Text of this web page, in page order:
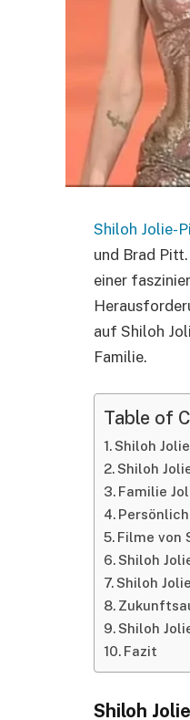
Shiloh Jolie-
und Brad
einer
auf Shiloh
Familie.
Table of
Shiloh
Shiloh
Familie
Filme von
Shiloh
Shiloh
Shiloh
Fazit
Shiloh